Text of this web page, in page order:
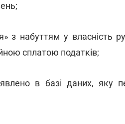
з набуттям у власність
сплатою податків;
в базі даних, яку